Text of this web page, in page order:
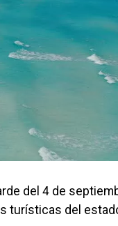
del 4 de
turísticas del